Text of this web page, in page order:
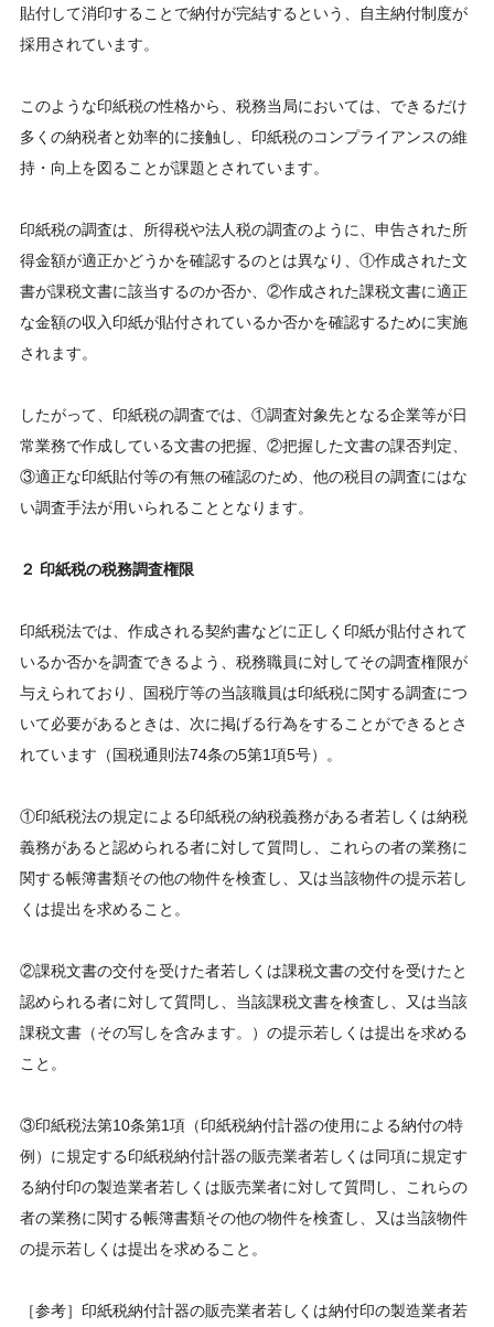
貼付して消印することで納付が完結するという、自主納付制度が
採用されています。
このような印紙税の性格から、税務当局においては、できるだけ
多くの納税者と効率的に接触し、印紙税のコンプライアンスの維
持・向上を図ることが課題とされています。
印紙税の調査は、所得税や法人税の調査のように、申告された所
得金額が適正かどうかを確認するのとは異なり、①作成された文
書が課税文書に該当するのか否か、②作成された課税文書に適正
な金額の収入印紙が貼付されているか否かを確認するために実施
されます。
したがって、印紙税の調査では、①調査対象先となる企業等が日
常業務で作成している文書の把握、②把握した文書の課否判定、
③適正な印紙貼付等の有無の確認のため、他の税目の調査にはな
い調査手法が用いられることとなります。
２ 印紙税の税務調査権限
印紙税法では、作成される契約書などに正しく印紙が貼付されて
いるか否かを調査できるよう、税務職員に対してその調査権限が
与えられており、国税庁等の当該職員は印紙税に関する調査につ
いて必要があるときは、次に掲げる行為をすることができるとさ
れています（国税通則法74条の5第1項5号）。
①印紙税法の規定による印紙税の納税義務がある者若しくは納税
義務があると認められる者に対して質問し、これらの者の業務に
関する帳簿書類その他の物件を検査し、又は当該物件の提示若し
くは提出を求めること。
②課税文書の交付を受けた者若しくは課税文書の交付を受けたと
認められる者に対して質問し、当該課税文書を検査し、又は当該
課税文書（その写しを含みます。）の提示若しくは提出を求める
こと。
③印紙税法第10条第1項（印紙税納付計器の使用による納付の特
例）に規定する印紙税納付計器の販売業者若しくは同項に規定す
る納付印の製造業者若しくは販売業者に対して質問し、これらの
者の業務に関する帳簿書類その他の物件を検査し、又は当該物件
の提示若しくは提出を求めること。
［参考］印紙税納付計器の販売業者若しくは納付印の製造業者若